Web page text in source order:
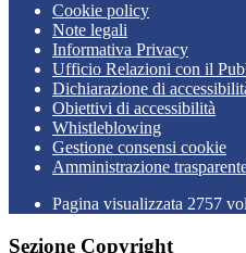
Cookie policy
Note legali
Informativa Privacy
Ufficio Relazioni con il
Dichiarazione di
Obiettivi di accessibilità
Whistleblowing
Gestione consensi cookie
Amministrazione
Pagina visualizzata 2757
Sezione Copyright